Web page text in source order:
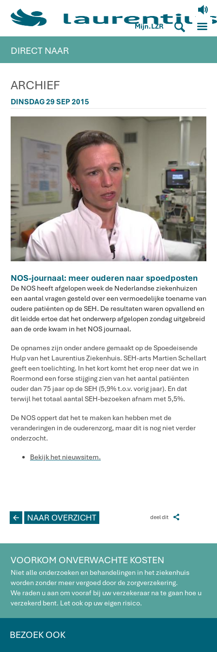
V
Mijn.LZR S M
DIRECT NAAR
ARCHIEF
DINSDAG 29 SEP 2015
NOS-journaal: meer ouderen naar spoedposten
De NOS heeft afgelopen week de Nederlandse ziekenhuizen
een aantal vragen gesteld over een vermoedelijke toename van
oudere patiënten op de SEH. De resultaten waren opvallend en
dit leidde ertoe dat het onderwerp afgelopen zondag uitgebreid
aan de orde kwam in het NOS journaal.
De opnames zijn onder andere gemaakt op de Spoedeisende
Hulp van het Laurentius Ziekenhuis. SEH-arts Martien Schellart
geeft een toelichting. In het kort komt het erop neer dat we in
Roermond een forse stijging zien van het aantal patiënten
ouder dan 75 jaar op de SEH (5,9% t.o.v. vorig jaar). En dat
terwijl het totaal aantal SEH-bezoeken afnam met 5,5%.
De NOS oppert dat het te maken kan hebben met de
veranderingen in de ouderenzorg, maar dit is nog niet verder
onderzocht.
Bekijk het nieuwsitem.
deel dit Z
L NAAR OVERZICHT
VOORKOM ONVERWACHTE KOSTEN
Niet alle onderzoeken en behandelingen in het ziekenhuis
worden zonder meer vergoed door de zorgverzekering.
We raden u aan om vooraf bij uw verzekeraar na te gaan hoe u
verzekerd bent. Let ook op uw eigen risico.
BEZOEK OOK